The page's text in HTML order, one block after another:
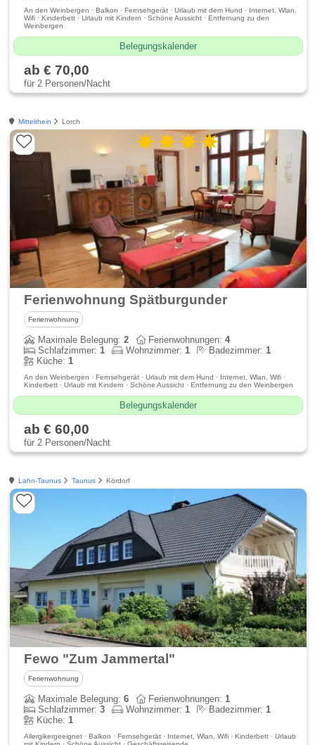
An den Weinbergen · Balkon · Fernsehgerät · Urlaub mit dem Hund · Internet, Wlan,
Wifi · Kinderbett · Urlaub mit Kindern · Schöne Aussicht · Entfernung zu den
Weinbergen
Belegungskalender
ab € 70,00
für 2 Personen/Nacht
Mittelrhein Lorch
Ferienwohnung Spätburgunder
Ferienwohnung
Maximale Belegung:2 Ferienwohnungen:4
Schlafzimmer:1 Wohnzimmer:1 Badezimmer:1
Küche:1
An den Weinbergen · Fernsehgerät · Urlaub mit dem Hund · Internet, Wlan, Wifi ·
Kinderbett · Urlaub mit Kindern · Schöne Aussicht · Entfernung zu den Weinbergen
Belegungskalender
ab € 60,00
für 2 Personen/Nacht
Lahn-Taunus Taunus Kördorf
Fewo "Zum Jammertal"
Ferienwohnung
Maximale Belegung:6 Ferienwohnungen:1
Schlafzimmer:3 Wohnzimmer:1 Badezimmer:1
Küche:1
Allergikergeeignet · Balkon · Fernsehgerät · Internet, Wlan, Wifi · Kinderbett · Urlaub